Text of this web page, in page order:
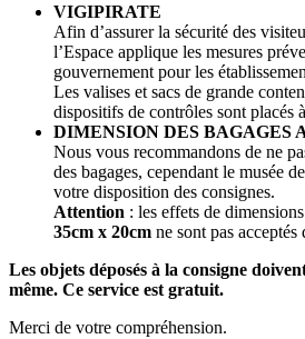
VIGIPIRATE
Afin d’assurer la sécurité des
l’Espace applique les mesures
gouvernement pour les
Les valises et sacs de grande
dispositifs de contrôles sont placés
DIMENSION DES BAGAGES
Nous vous recommandons de ne
des bagages, cependant le musée
votre disposition des consignes.
Attention : les effets de
35cm x 20cm ne sont pas acceptés
Les objets déposés à la consigne
même. Ce service est gratuit.
Merci de votre compréhension.